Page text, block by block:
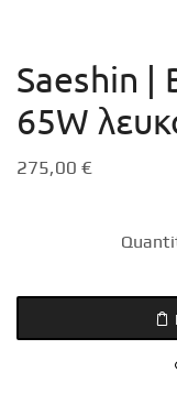
Saeshin |
65W
275,00€